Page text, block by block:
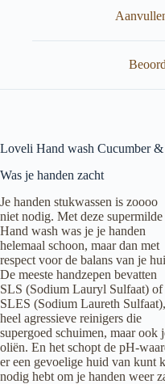
Loveli Hand wash Cucumber &
Was je handen zacht
Je handen stukwassen is zoooo
niet nodig. Met deze supermilde
Hand wash was je je handen
helemaal schoon, maar dan met
respect voor de balans van je
De meeste handzepen bevatten
SLS (Sodium Lauryl Sulfaat) of
SLES (Sodium Laureth Sulfaat),
heel agressieve reinigers die
supergoed schuimen, maar ook
oliën. En het schopt de pH-
er een gevoelige huid van kunt
nodig hebt om je handen weer